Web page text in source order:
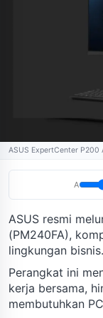
ASUS ExpertCenter P200
A
ASUS resmi
(PM240FA),
lingkungan bisnis.
Perangkat ini
kerja bersama,
membutuhkan